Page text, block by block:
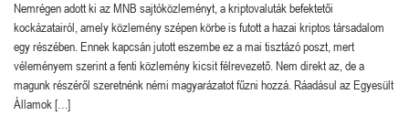
Nemrégen adott ki az MNB sajtóközleményt, a kriptovaluták befektetői
kockázatairól, amely közlemény szépen körbe is futott a hazai kriptos társadalom
egy részében. Ennek kapcsán jutott eszembe ez a mai tisztázó poszt, mert
véleményem szerint a fenti közlemény kicsit félrevezető. Nem direkt az, de a
magunk részéről szeretnénk némi magyarázatot fűzni hozzá. Ráadásul az Egyesült
Államok […]